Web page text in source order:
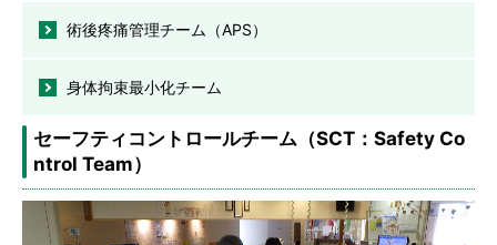
術後疼痛管理チーム（APS）
身体拘束最小化チーム
セーフティコントロールチーム（SCT：Safety Co
ntrol Team）